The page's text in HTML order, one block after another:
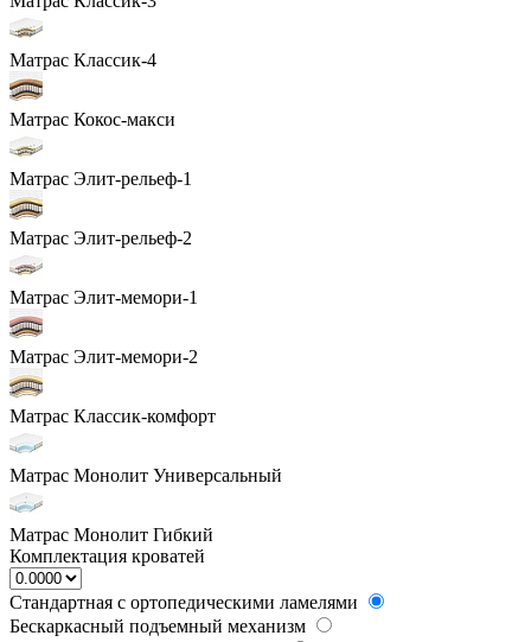
Матрас Классик-4
Матрас Кокос-макси
Матрас Элит-рельеф-1
Матрас Элит-рельеф-2
Матрас Элит-мемори-1
Матрас Элит-мемори-2
Матрас Классик-комфорт
Матрас Монолит Универсальный
Матрас Монолит Гибкий
Комплектация кроватей
Стандартная с ортопедическими ламелями
Бескаркасный подъемный механизм